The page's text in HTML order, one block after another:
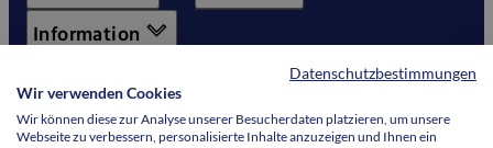
Information
Datenschutzbestimmungen
Wir verwenden Cookies
Wir können diese zur Analyse unserer Besucherdaten platzieren, um unsere
Webseite zu verbessern, personalisierte Inhalte anzuzeigen und Ihnen ein